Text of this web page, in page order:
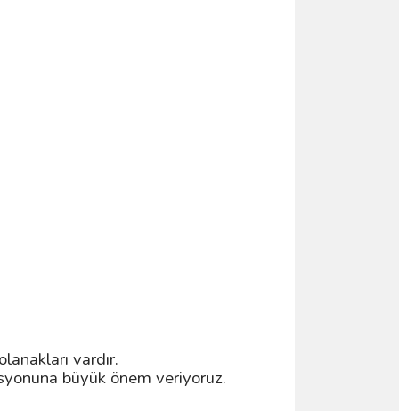
vardır.
büyük önem veriyoruz.